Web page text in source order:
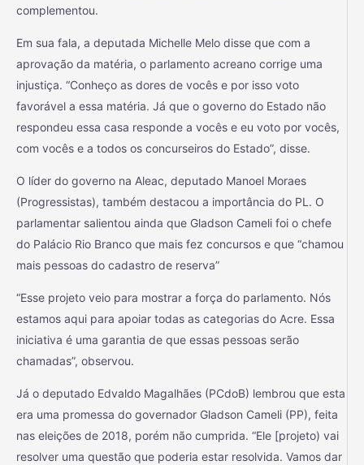
complementou.
Em sua fala, a deputada Michelle Melo disse que com a
aprovação da matéria, o parlamento acreano corrige uma
injustiça. “Conheço as dores de vocês e por isso voto
favorável a essa matéria. Já que o governo do Estado não
respondeu essa casa responde a vocês e eu voto por vocês,
com vocês e a todos os concurseiros do Estado”, disse.
O líder do governo na Aleac, deputado Manoel Moraes
(Progressistas), também destacou a importância do PL. O
parlamentar salientou ainda que Gladson Cameli foi o chefe
do Palácio Rio Branco que mais fez concursos e que “chamou
mais pessoas do cadastro de reserva”
“Esse projeto veio para mostrar a força do parlamento. Nós
estamos aqui para apoiar todas as categorias do Acre. Essa
iniciativa é uma garantia de que essas pessoas serão
chamadas”, observou.
Já o deputado Edvaldo Magalhães (PCdoB) lembrou que esta
era uma promessa do governador Gladson Cameli (PP), feita
nas eleições de 2018, porém não cumprida. “Ele [projeto) vai
resolver uma questão que poderia estar resolvida. Vamos dar